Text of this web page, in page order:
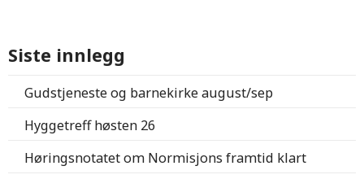
Siste innlegg
Gudstjeneste og barnekirke august/sep
Hyggetreff høsten 26
Høringsnotatet om Normisjons framtid klart